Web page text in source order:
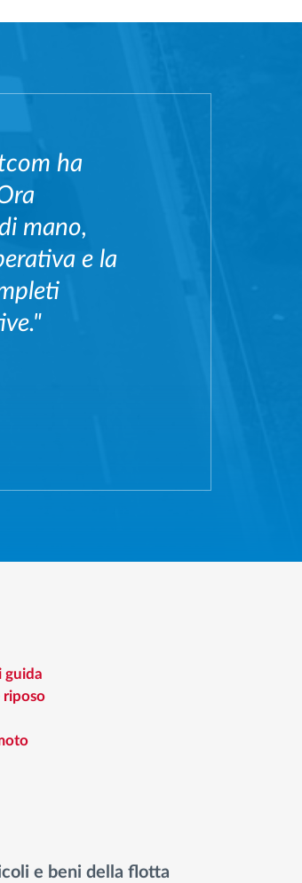
ha
mano,
e la
guida
riposo
e beni della flotta